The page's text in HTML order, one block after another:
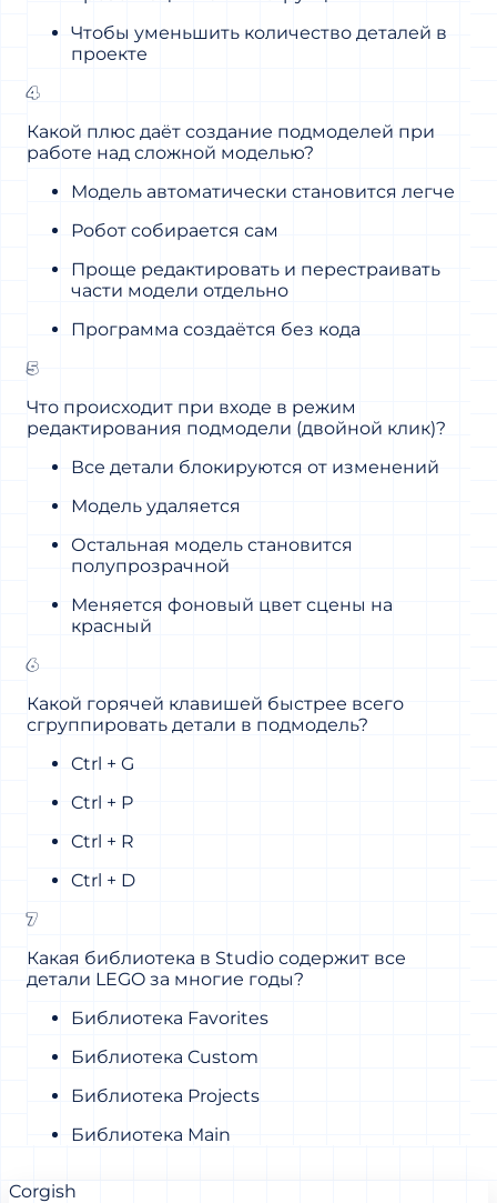
Чтобы уменьшить количество деталей в
проекте
4
Какой плюс даёт создание подмоделей при
работе над сложной моделью?
Модель автоматически становится легче
Робот собирается сам
Проще редактировать и перестраивать
части модели отдельно
Программа создаётся без кода
5
Что происходит при входе в режим
редактирования подмодели (двойной клик)?
Все детали блокируются от изменений
Модель удаляется
Остальная модель становится
полупрозрачной
Меняется фоновый цвет сцены на
красный
6
Какой горячей клавишей быстрее всего
сгруппировать детали в подмодель?
Ctrl + G
Ctrl + P
Ctrl + R
Ctrl + D
7
Какая библиотека в Studio содержит все
детали LEGO за многие годы?
Библиотека Favorites
Библиотека Custom
Библиотека Projects
Библиотека Main
Corgish